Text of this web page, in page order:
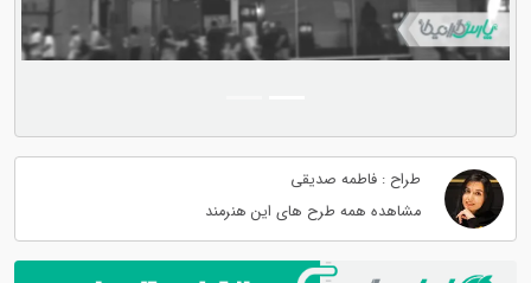
طراح : فاطمه صدیقی
مشاهده همه طرح های این هنرمند